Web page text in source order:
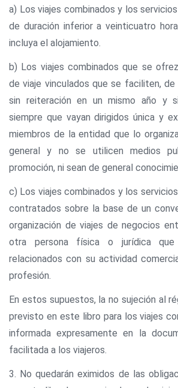
a) Los viajes combinados y los
de duración inferior a veinticuatro
incluya el alojamiento.
b) Los viajes combinados que se
de viaje vinculados que se faciliten, de
sin reiteración en un mismo año y
siempre que vayan dirigidos única y
miembros de la entidad que lo
general y no se utilicen medios
promoción, ni sean de general
c) Los viajes combinados y los
contratados sobre la base de un
organización de viajes de negocios
otra persona física o jurídica
relacionados con su actividad
profesión.
En estos supuestos, la no sujeción al
previsto en este libro para los viajes
informada expresamente en la
facilitada a los viajeros.
3. No quedarán eximidos de las